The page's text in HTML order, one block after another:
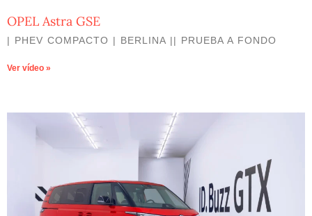
OPEL Astra GSE
| PHEV COMPACTO | BERLINA || PRUEBA A FONDO
Ver vídeo »